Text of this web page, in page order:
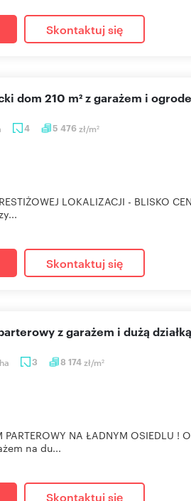
Skontaktuj się
4 5 476zł/m2
dom 210 m² z garażem i
LOKALIZACJI -
Skontaktuj się
ha 3 8 174zł/m2
z garażem i dużą
PARTEROWY NA ŁADNYM
na du...
Skontaktuj się